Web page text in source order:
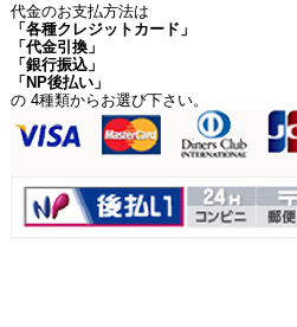
代金のお支払方法は
「各種クレジットカード」
「代金引換」
「銀行振込」
「NP後払い」
の 4種類からお選び下さい。